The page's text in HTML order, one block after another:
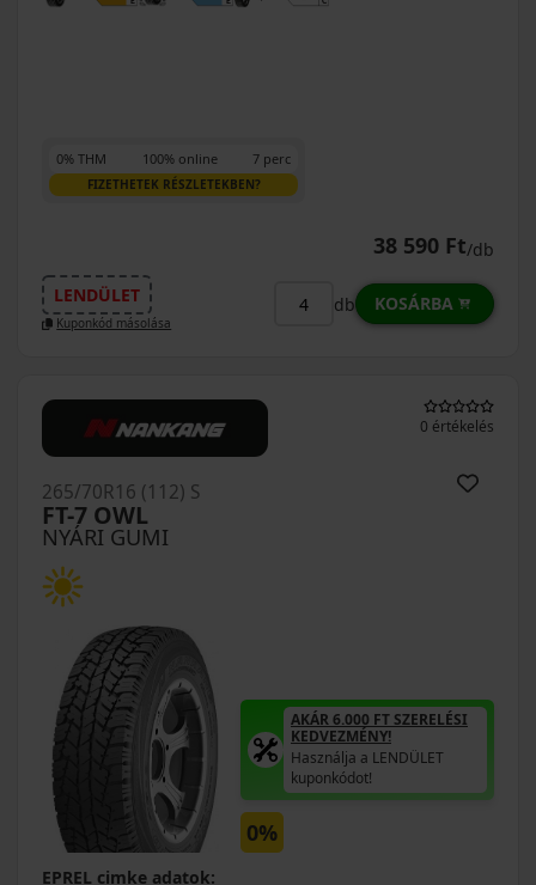
0% THM 100% online 7 perc
FIZETHETEK RÉSZLETEKBEN?
38 590 Ft/db
LENDÜLET
Kuponkód másolása
db KOSÁRBA
0 értékelés
NYÁRI GUMI
FT-7 OWL
265/70R16 (112) S
AKÁR 6.000 FT SZERELÉSI
KEDVEZMÉNY!
Használja a LENDÜLET
kuponkódot!
0%
EPREL cimke adatok: